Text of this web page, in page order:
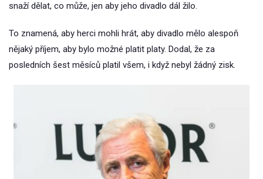
snaží dělat, co může, jen aby jeho divadlo dál žilo.
To znamená, aby herci mohli hrát, aby divadlo mělo alespoň
nějaký příjem, aby bylo možné platit platy. Dodal, že za
posledních šest měsíců platil všem, i když nebyl žádný zisk.